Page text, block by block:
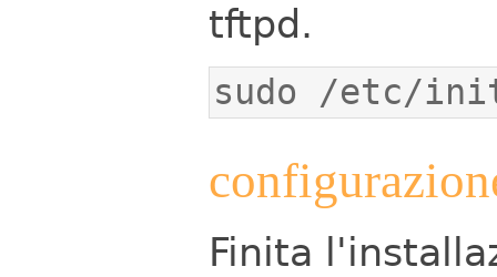
tftpd.
sudo /etc/
Finita